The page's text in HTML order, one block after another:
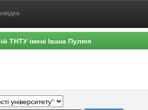
ТНТУ імені Івана Пулюя